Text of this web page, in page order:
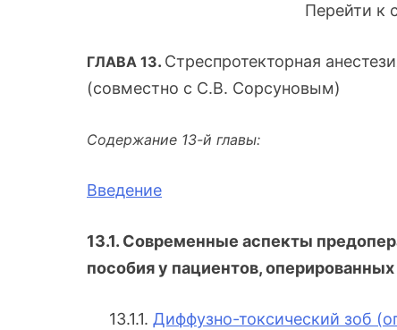
Перейти к
ГЛАВА 13. Стреспротекторная
(совместно с С.В. Сорсуновым)
Содержание 13-й главы:
Введение
13.1. Современные аспекты
пособия у пациентов,
13.1.1. Диффузно-токсический зоб